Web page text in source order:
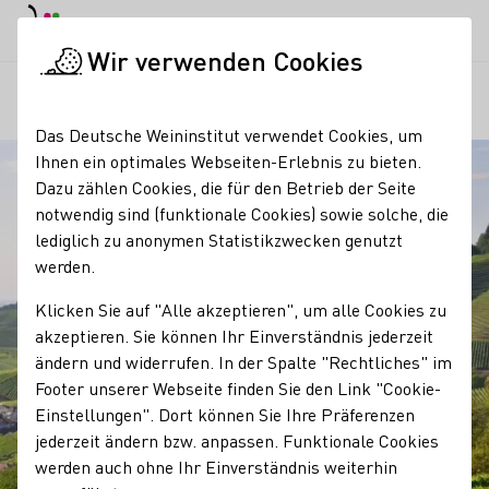
Wir verwenden Cookies
Das Deutsche Weininstitut verwendet Cookies, um
Ihnen ein optimales Webseiten-Erlebnis zu bieten.
Dazu zählen Cookies, die für den Betrieb der Seite
notwendig sind (funktionale Cookies) sowie solche, die
lediglich zu anonymen Statistikzwecken genutzt
werden.
Klicken Sie auf "Alle akzeptieren", um alle Cookies zu
akzeptieren. Sie können Ihr Einverständnis jederzeit
ändern und widerrufen. In der Spalte "Rechtliches" im
Footer unserer Webseite finden Sie den Link "Cookie-
Einstellungen". Dort können Sie Ihre Präferenzen
jederzeit ändern bzw. anpassen. Funktionale Cookies
werden auch ohne Ihr Einverständnis weiterhin